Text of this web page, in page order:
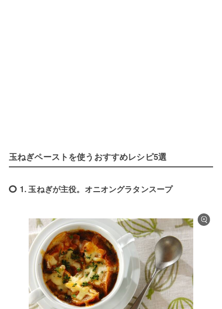
玉ねぎペーストを使うおすすめレシピ5選
1. 玉ねぎが主役。オニオングラタンスープ